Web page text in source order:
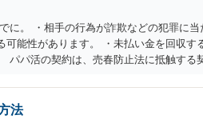
に。 ・相手の行為が詐欺などの犯罪に
可能性があります。 ・未払い金を回収
パ活の契約は、売春防止法に抵触す
る必要があります。
法